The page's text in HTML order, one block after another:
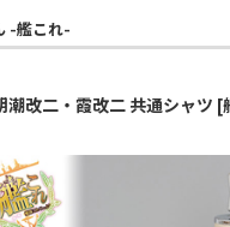
-艦これ-
潮改二・霞改二 共通シャツ